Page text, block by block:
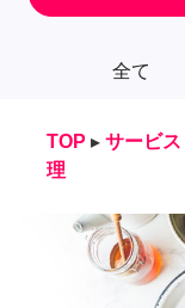
全て
TOP ▸ サービス
理